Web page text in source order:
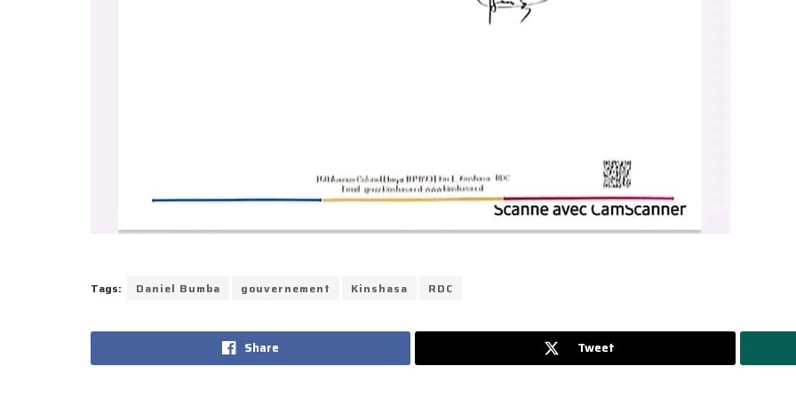
Tags: Daniel Bumba gouvernement Kinshasa RDC
Share Tweet